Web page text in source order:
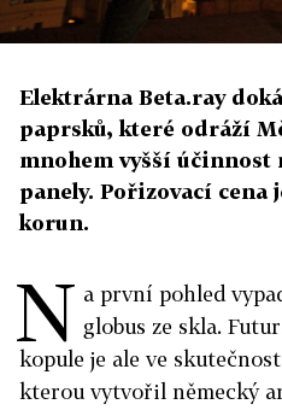
Elektrárna Beta.ray
paprsků, které odráží
mnohem vyšší účinnost
panely. Pořizovací cena
korun.
N a první pohled
globus ze skla.
kopule je ale ve
kterou vytvořil německý